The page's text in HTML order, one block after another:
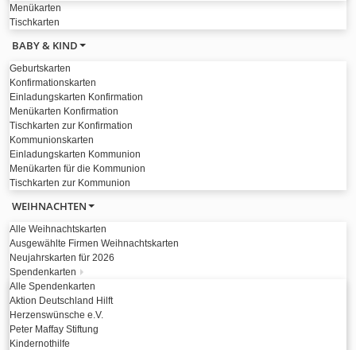
Menükarten
Tischkarten
BABY & KIND
Geburtskarten
Konfirmationskarten
Einladungskarten Konfirmation
Menükarten Konfirmation
Tischkarten zur Konfirmation
Kommunionskarten
Einladungskarten Kommunion
Menükarten für die Kommunion
Tischkarten zur Kommunion
WEIHNACHTEN
Alle Weihnachtskarten
Ausgewählte Firmen Weihnachtskarten
Neujahrskarten für 2026
Spendenkarten
Alle Spendenkarten
Aktion Deutschland Hilft
Herzenswünsche e.V.
Peter Maffay Stiftung
Kindernothilfe